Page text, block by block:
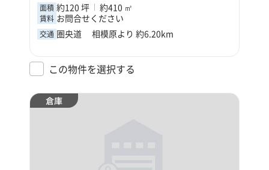
面積 約120 坪 約410 ㎡
賃料 お問合せください
交通 圏央道 相模原より 約6.20km
この物件を選択する
倉庫